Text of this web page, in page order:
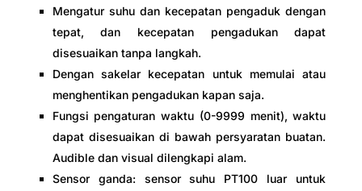
Max. temp (°C)
380
-
380
350
350
Mengatur suhu dan kecepatan pengaduk dengan
tepat, dan kecepatan pengadukan dapat
disesuaikan tanpa langkah.
Dengan sakelar kecepatan untuk memulai atau
menghentikan pengadukan kapan saja.
Fungsi pengaturan waktu (0-9999 menit), waktu
dapat disesuaikan di bawah persyaratan buatan.
Audible dan visual dilengkapi alam.
Sensor ganda: sensor suhu PT100 luar untuk